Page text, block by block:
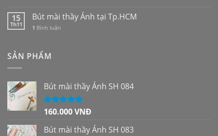
15
Th11
Bút mài thầy Ánh tại Tp.HCM
1 Bình luận
SẢN PHẨM
Bút mài thầy Ánh SH 084
Được xếp
sao
160.000VNĐ
Bút mài thầy Ánh SH 083